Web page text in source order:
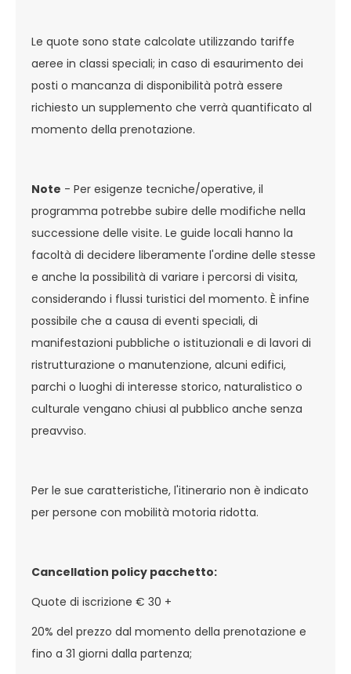
Le quote sono state calcolate utilizzando tariffe
aeree in classi speciali; in caso di esaurimento dei
posti o mancanza di disponibilità potrà essere
richiesto un supplemento che verrà quantificato al
momento della prenotazione.
Note - Per esigenze tecniche/operative, il
programma potrebbe subire delle modifiche nella
successione delle visite. Le guide locali hanno la
facoltà di decidere liberamente l'ordine delle stesse
e anche la possibilità di variare i percorsi di visita,
considerando i flussi turistici del momento. È infine
possibile che a causa di eventi speciali, di
manifestazioni pubbliche o istituzionali e di lavori di
ristrutturazione o manutenzione, alcuni edifici,
parchi o luoghi di interesse storico, naturalistico o
culturale vengano chiusi al pubblico anche senza
preavviso.
Per le sue caratteristiche, l'itinerario non è indicato
per persone con mobilità motoria ridotta.
Cancellation policy pacchetto:
Quote di iscrizione € 30 +
20% del prezzo dal momento della prenotazione e
fino a 31 giorni dalla partenza;